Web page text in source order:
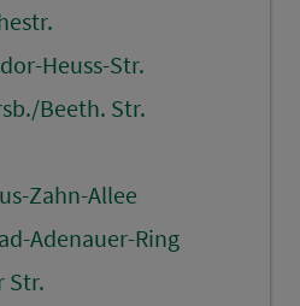
Heuss-Str.
Beeth. Str.
Zahn-Allee
Adenauer-Ring
Str.